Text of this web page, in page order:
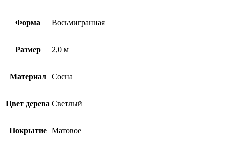
Форма Восьмигранная
Размер 2,0 м
Материал Сосна
Цвет дерева Светлый
Покрытие Матовое